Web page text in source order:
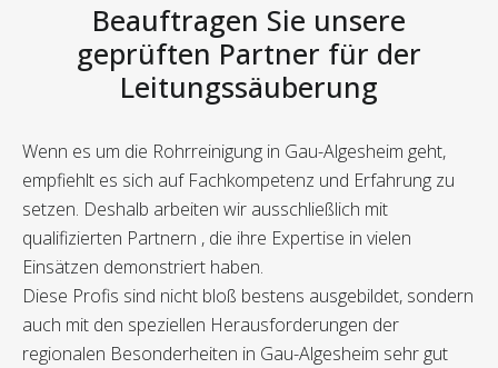
Beauftragen Sie unsere
geprüften Partner für der
Leitungssäuberung
Wenn es um die Rohrreinigung in Gau-Algesheim geht,
empfiehlt es sich auf Fachkompetenz und Erfahrung zu
setzen. Deshalb arbeiten wir ausschließlich mit
qualifizierten Partnern , die ihre Expertise in vielen
Einsätzen demonstriert haben.
Diese Profis sind nicht bloß bestens ausgebildet, sondern
auch mit den speziellen Herausforderungen der
regionalen Besonderheiten in Gau-Algesheim sehr gut